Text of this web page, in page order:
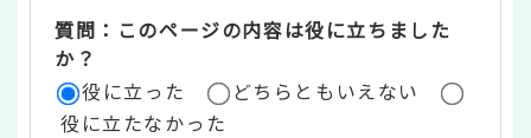
ツ
評
価
質問：このページの内容は役に立ちました
か？
役に立った
どちらともいえない
役に立たなかった